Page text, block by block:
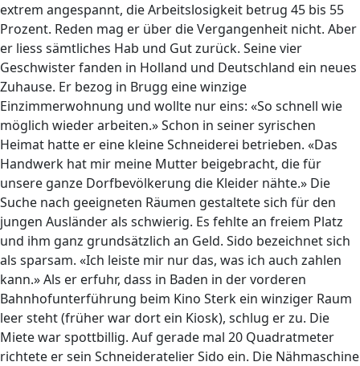
extrem angespannt, die Arbeitslosigkeit betrug 45 bis 55
Prozent. Reden mag er über die Vergangenheit nicht. Aber
er liess sämtliches Hab und Gut zurück. Seine vier
Geschwister fanden in Holland und Deutschland ein neues
Zuhause. Er bezog in Brugg eine winzige
Einzimmerwohnung und wollte nur eins: «So schnell wie
möglich wieder arbeiten.» Schon in seiner syrischen
Heimat hatte er eine kleine Schneiderei betrieben. «Das
Handwerk hat mir meine Mutter beigebracht, die für
unsere ganze Dorfbevölkerung die Kleider nähte.» Die
Suche nach geeigneten Räumen gestaltete sich für den
jungen Ausländer als schwierig. Es fehlte an freiem Platz
und ihm ganz grundsätzlich an Geld. Sido bezeichnet sich
als sparsam. «Ich leiste mir nur das, was ich auch zahlen
kann.» Als er erfuhr, dass in Baden in der vorderen
Bahnhofunterführung beim Kino Sterk ein winziger Raum
leer steht (früher war dort ein Kiosk), schlug er zu. Die
Miete war spottbillig. Auf gerade mal 20 Quadratmeter
richtete er sein Schneideratelier Sido ein. Die Nähmaschine